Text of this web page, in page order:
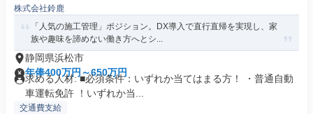
株式会社鈴鹿
「人気の施工管理」ポジション。DX導入で直行直帰を実現し、家
族や趣味を諦めない働き方へとシ...
静岡県浜松市
年俸400万円～650万円
求める人材: ■必須条件：いずれか当てはまる方！ ・普通自動
車運転免許 ！いずれか当...
交通費支給